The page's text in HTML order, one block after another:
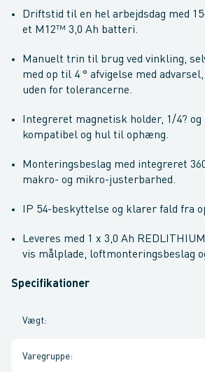
Driftstid til en hel arbejdsdag med
et M12™ 3,0 Ah batteri.
Manuelt trin til brug ved vinkling,
med op til 4 ° afvigelse med
uden for tolerancerne.
Integreret magnetisk holder, 1/4?
kompatibel og hul til ophæng.
Monteringsbeslag med integreret
makro- og mikro-justerbarhed.
IP 54-beskyttelse og klarer fald fra
Leveres med 1 x 3,0 Ah
vis målplade, loftmonteringsbeslag
Specifikationer
Vægt:
Varegruppe: